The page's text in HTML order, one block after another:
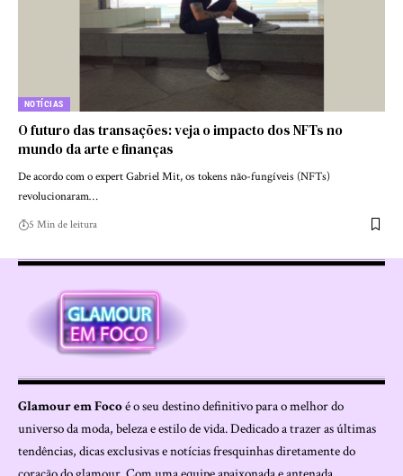
NOTÍCIAS
O futuro das transações: veja o impacto dos NFTs no
mundo da arte e finanças
De acordo com o expert Gabriel Mit, os tokens não-fungíveis (NFTs)
revolucionaram…
5 Min de leitura
Glamour em Focoé o seu destino definitivo para o melhor do
universo da moda, beleza e estilo de vida. Dedicado a trazer as últimas
tendências, dicas exclusivas e notícias fresquinhas diretamente do